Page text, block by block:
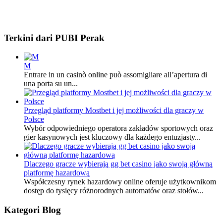
Terkini dari PUBI Perak
M
Entrare in un casinò online può assomigliare all’apertura di
una porta su un...
Przegląd platformy Mostbet i jej możliwości dla graczy w
Polsce
Wybór odpowiedniego operatora zakładów sportowych oraz
gier kasynowych jest kluczowy dla każdego entuzjasty...
Dlaczego gracze wybierają gg bet casino jako swoją główną
platformę hazardową
Współczesny rynek hazardowy online oferuje użytkownikom
dostęp do tysięcy różnorodnych automatów oraz stołów...
Kategori Blog